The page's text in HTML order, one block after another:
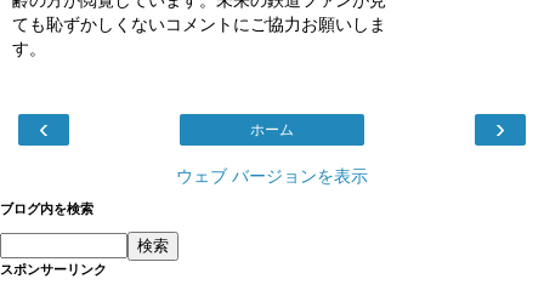
ても恥ずかしくないコメントにご協力お願いしま
す。
‹ ›
ホーム
ウェブ バージョンを表示
ブログ内を検索
スポンサーリンク